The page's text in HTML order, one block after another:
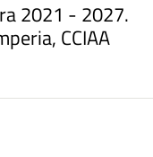
2021 - 2027.
CCIAA